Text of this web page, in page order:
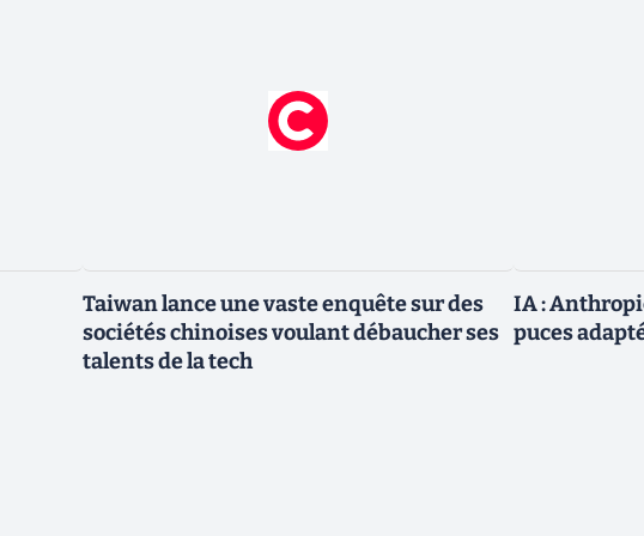
Taiwan lance une vaste enquête sur des
sociétés chinoises voulant débaucher ses
talents de la tech
IA :
puces